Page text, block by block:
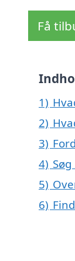
Få
1)
2)
3)
4)
5)
6)